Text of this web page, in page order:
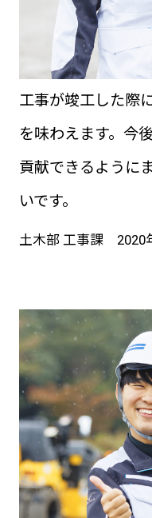
工事が竣工した際
を味わえます。今
貢献できるように
いです。
土木部 工事課 2020